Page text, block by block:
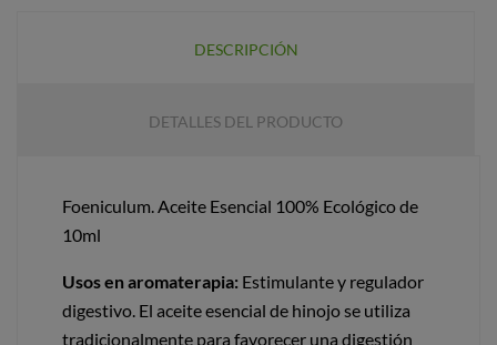
DESCRIPCIÓN
DETALLES DEL PRODUCTO
Foeniculum. Aceite Esencial 100% Ecológico de
10ml
Usos en aromaterapia: Estimulante y regulador
digestivo. El aceite esencial de hinojo se utiliza
tradicionalmente para favorecer una digestión